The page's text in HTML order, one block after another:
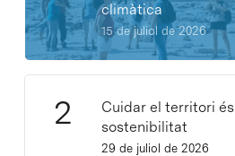
climàtica
15 de juliol de 2026
Cuidar el territori és
sostenibilitat
29 de juliol de 2026